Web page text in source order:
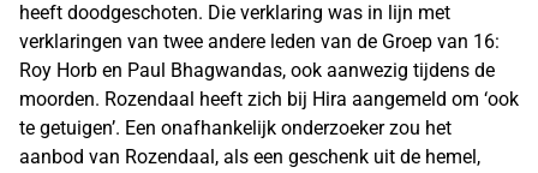
heeft doodgeschoten. Die verklaring was in lijn met
verklaringen van twee andere leden van de Groep van 16:
Roy Horb en Paul Bhagwandas, ook aanwezig tijdens de
moorden. Rozendaal heeft zich bij Hira aangemeld om ‘ook
te getuigen’. Een onafhankelijk onderzoeker zou het
aanbod van Rozendaal, als een geschenk uit de hemel,